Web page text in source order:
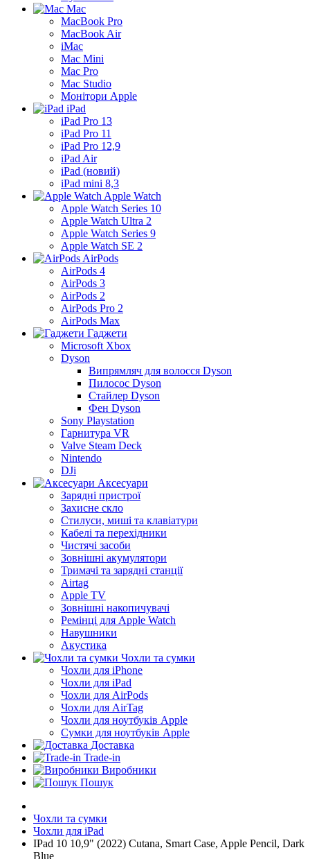
Mac
MacBook Pro
MacBook Air
iMac
Mac Mini
Mac Pro
Mac Studio
Монітори Apple
iPad
iPad Pro 13
iPad Pro 11
iPad Pro 12,9
iPad Air
iPad (новий)
iPad mini 8,3
Apple Watch
Apple Watch Series 10
Apple Watch Ultra 2
Apple Watch Series 9
Apple Watch SE 2
AirPods
AirPods 4
AirPods 3
AirPods 2
AirPods Pro 2
AirPods Max
Гаджети
Microsoft Xbox
Dyson
Випрямляч для волосся Dyson
Пилосос Dyson
Стайлер Dyson
Фен Dyson
Sony Playstation
Гарнитура VR
Valve Steam Deck
Nintendo
DJi
Аксесуари
Зарядні пристрої
Захисне скло
Стилуси, миші та клавіатури
Кабелі та перехідники
Чистячі засоби
Зовнішні акумулятори
Тримачі та зарядні станції
Airtag
Apple TV
Зовнішні накопичувачі
Ремінці для Apple Watch
Навушники
Акустика
Чохли та сумки
Чохли для iPhone
Чохли для iPad
Чохли для AirPods
Чохли для AirTag
Чохли для ноутбуків Apple
Сумки для ноутбуків Apple
Доставка
Trade-in
Виробники
Пошук
Чохли та сумки
Чохли для iPad
IPad 10 10,9" (2022) Cutana, Smart Case, Apple Pencil, Dark
Blue